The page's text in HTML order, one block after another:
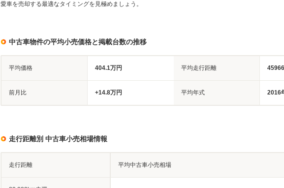
愛車を売却する最適なタイミングを見極めましょう。
中古車物件の平均小売価格と掲載台数の推移
平均価格 404.1万円 平均走行距離
前月比 +14.8万円 平均年式 2016
走行距離別 中古車小売相場情報
走行距離 平均中古車小売相場